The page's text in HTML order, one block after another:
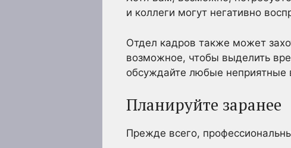
и коллеги могут негативно
Отдел кадров также может
возможное, чтобы выделить
обсуждайте любые неприятные
Планируйте заранее
Прежде всего,